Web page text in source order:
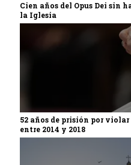
Cien años del Opus Dei sin
la Iglesia
52 años de prisión por violar
entre 2014 y 2018